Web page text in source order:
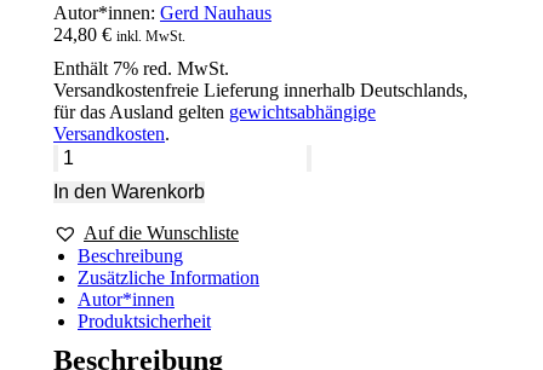
Autor*innen: Gerd Nauhaus
24,80 € inkl. MwSt.
Enthält 7% red. MwSt.
Versandkostenfreie Lieferung innerhalb Deutschlands,
für das Ausland gelten gewichtsabhängige
Versandkosten.
Schumann-
3/4
Gerd
Nauhaus
(Hrsg.)
–
ISBN
9783895640025
In den Warenkorb
Auf die Wunschliste
Beschreibung
Zusätzliche Information
Autor*innen
Produktsicherheit
Beschreibung